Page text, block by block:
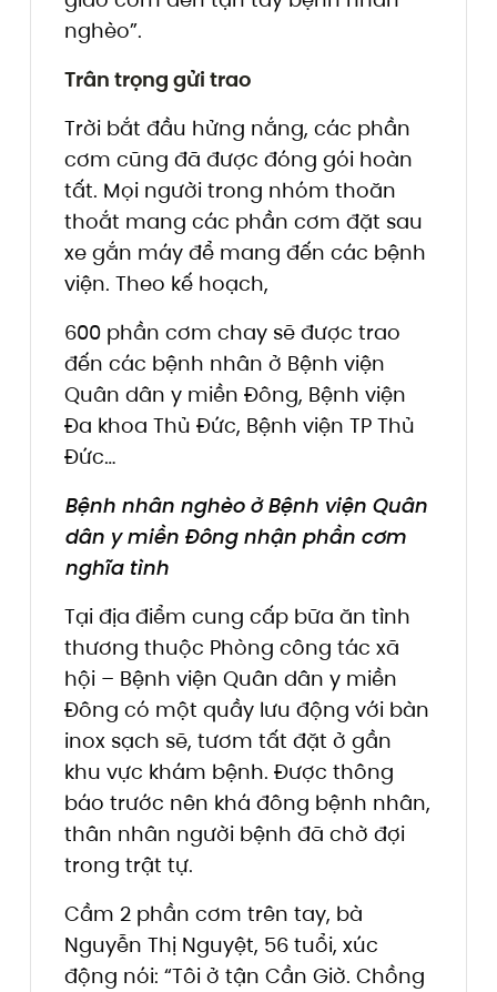
nghèo”.
Trân trọng gửi trao
Trời bắt đầu hửng nắng, các phần
cơm cũng đã được đóng gói hoàn
tất. Mọi người trong nhóm thoăn
thoắt mang các phần cơm đặt sau
xe gắn máy để mang đến các bệnh
viện. Theo kế hoạch,
600 phần cơm chay sẽ được trao
đến các bệnh nhân ở Bệnh viện
Quân dân y miền Đông, Bệnh viện
Đa khoa Thủ Đức, Bệnh viện TP Thủ
Đức…
Bệnh nhân nghèo ở Bệnh viện Quân
dân y miền Đông nhận phần cơm
nghĩa tình
Tại địa điểm cung cấp bữa ăn tình
thương thuộc Phòng công tác xã
hội – Bệnh viện Quân dân y miền
Đông có một quầy lưu động với bàn
inox sạch sẽ, tươm tất đặt ở gần
khu vực khám bệnh. Được thông
báo trước nên khá đông bệnh nhân,
thân nhân người bệnh đã chờ đợi
trong trật tự.
Cầm 2 phần cơm trên tay, bà
Nguyễn Thị Nguyệt, 56 tuổi, xúc
động nói: “Tôi ở tận Cần Giờ. Chồng